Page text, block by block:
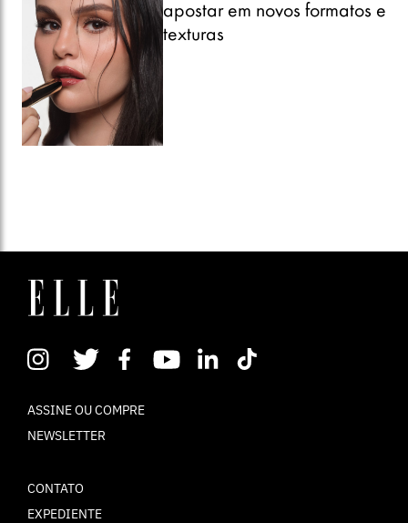
apostar em novos formatos e
texturas
ASSINE OU COMPRE
NEWSLETTER
CONTATO
EXPEDIENTE